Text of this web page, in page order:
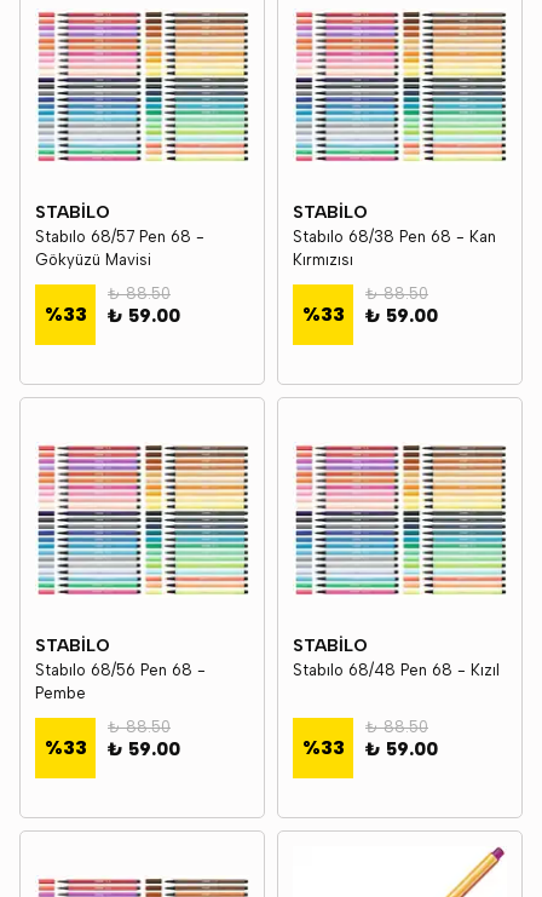
STABİLO
Stabılo 68/57 Pen 68 -
Gökyüzü Mavisi
%33
₺ 88.50
₺ 59.00
STABİLO
Stabılo 68/38 Pen 68 - Kan
Kırmızısı
%33
₺ 88.50
₺ 59.00
STABİLO
Stabılo 68/56 Pen 68 -
Pembe
%33
₺ 88.50
₺ 59.00
STABİLO
Stabılo 68/48 Pen 68 - Kızıl
%33
₺ 88.50
₺ 59.00